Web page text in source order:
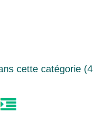
cette catégorie (4